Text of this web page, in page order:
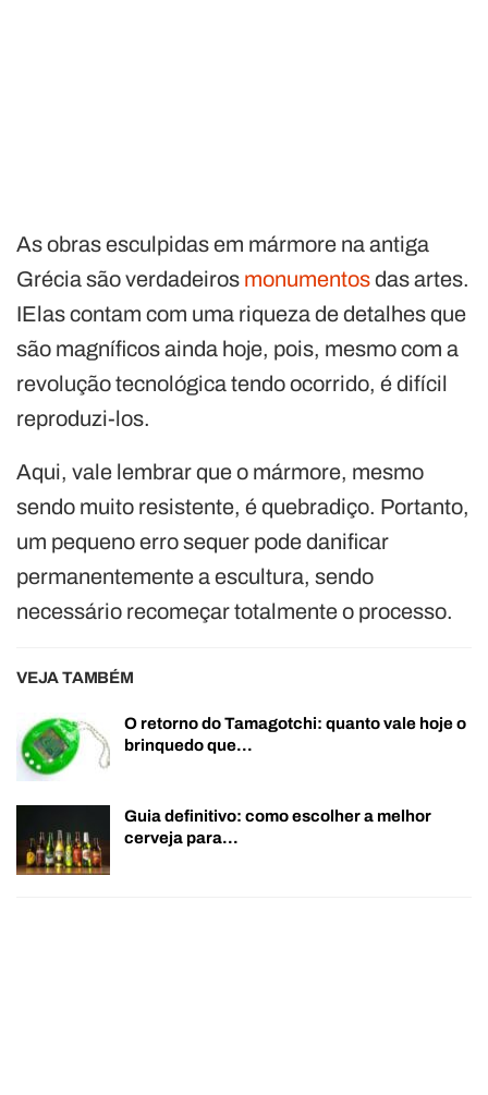
As obras esculpidas em mármore na antiga
Grécia são verdadeiros monumentosdas artes.
IElas contam com uma riqueza de detalhes que
são magníficos ainda hoje, pois, mesmo com a
revolução tecnológica tendo ocorrido, é difícil
reproduzi-los.
Aqui, vale lembrar que o mármore, mesmo
sendo muito resistente, é quebradiço. Portanto,
um pequeno erro sequer pode danificar
permanentemente a escultura, sendo
necessário recomeçar totalmente o processo.
VEJA TAMBÉM
O retorno do Tamagotchi: quanto vale hoje o
brinquedo que…
Guia definitivo: como escolher a melhor
cerveja para…